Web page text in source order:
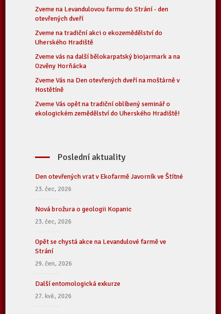
Zveme na Levandulovou farmu do Strání - den
otevřených dveří
Zveme na tradiční akci o ekozemědělství do
Uherského Hradiště
Zveme vás na další bělokarpatský biojarmark a na
Ozvěny Horňácka
Zveme Vás na Den otevřených dveří na moštárně v
Hostětíně
Zveme Vás opět na tradiční oblíbený seminář o
ekologickém zemědělství do Uherského Hradiště!
Poslední aktuality
Den otevřených vrat v Ekofarmě Javorník ve Štítné
23. čec, 2026
Nová brožura o geologii Kopanic
23. čec, 2026
Opět se chystá akce na Levandulové farmě ve
Strání
29. čen, 2026
Další entomologická exkurze
27. kvě, 2026